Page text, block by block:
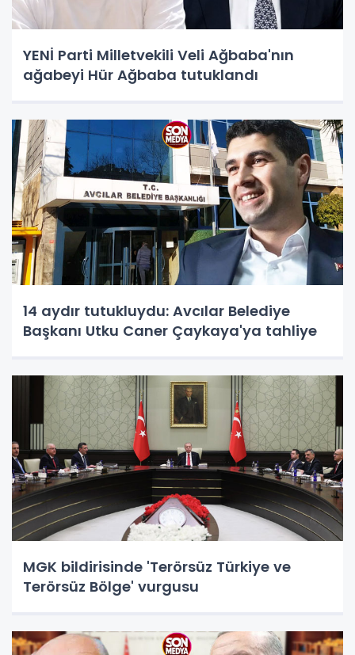
YENİ Parti Milletvekili Veli Ağbaba'nın
ağabeyi Hür Ağbaba tutuklandı
14 aydır tutukluydu: Avcılar Belediye
Başkanı Utku Caner Çaykaya'ya tahliye
MGK bildirisinde 'Terörsüz Türkiye ve
Terörsüz Bölge' vurgusu